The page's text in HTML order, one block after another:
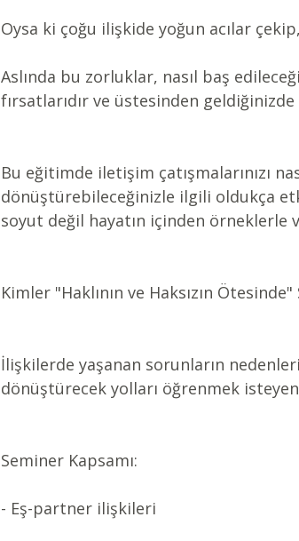
Oysa ki çoğu ilişkide yoğun acılar
Aslında bu zorluklar, nasıl baş
fırsatlarıdır ve üstesinden
Bu eğitimde iletişim çatışmalarınızı
dönüştürebileceğinizle ilgili oldukça
soyut değil hayatın içinden
Kimler "Haklının ve Haksızın
İlişkilerde yaşanan sorunların
dönüştürecek yolları öğrenmek
Seminer Kapsamı:
- Eş-partner ilişkileri